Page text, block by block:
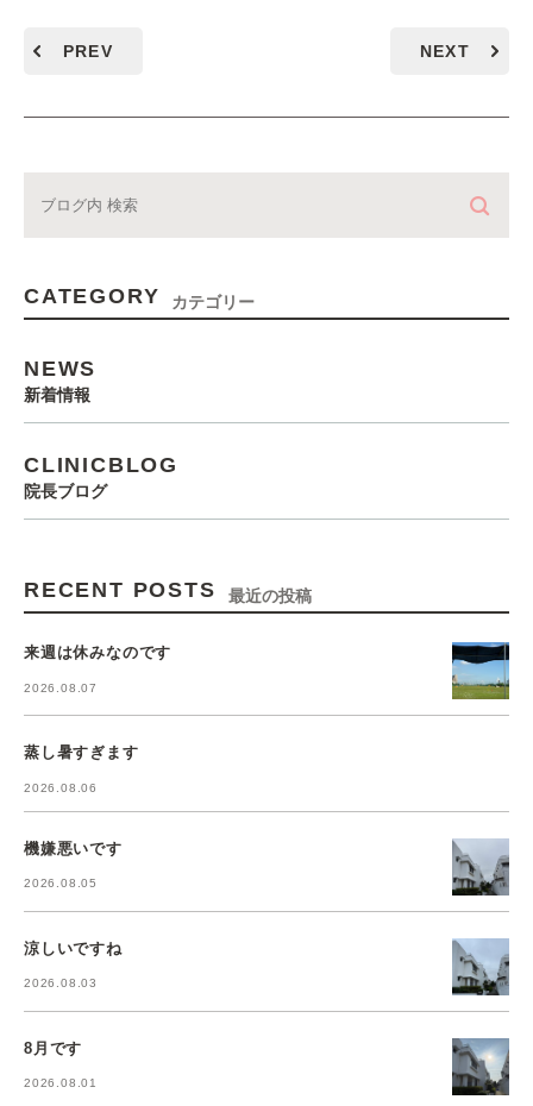
PREV NEXT
CATEGORY カテゴリー
NEWS
新着情報
CLINICBLOG
院長ブログ
RECENT POSTS 最近の投稿
来週は休みなのです
2026.08.07
蒸し暑すぎます
2026.08.06
機嫌悪いです
2026.08.05
涼しいですね
2026.08.03
8月です
2026.08.01